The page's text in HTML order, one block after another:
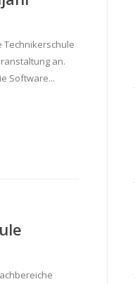
Technikerschule
an.
Software...